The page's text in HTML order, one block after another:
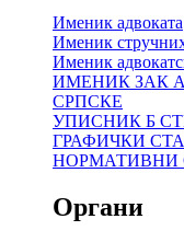
Именик адвоката
Именик
Именик
ИМЕНИК ЗАК
СРПСКЕ
УПИСНИК Б
ГРАФИЧКИ
НОРМАТИВНИ
Органи